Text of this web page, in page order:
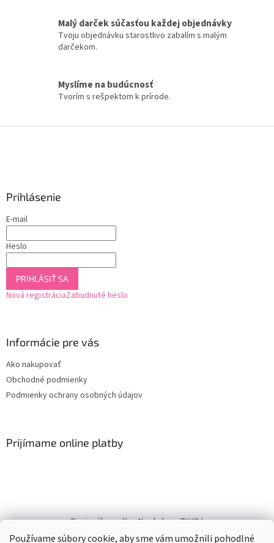
Používame súbory cookie, aby sme vám umožnili pohodlné
Malý darček súčasťou každej objednávky
Tvoju objednávku starostlivo zabalím s malým
darčekom.
Myslíme na budúcnosť
Tvorím s rešpektom k prírode.
Prihlásenie
E-mail
Heslo
PRIHLÁSIŤ SA
Nová registráciaZabudnuté heslo
Informácie pre vás
Ako nakupovať
Obchodné podmienky
Podmienky ochrany osobných údajov
Prijímame online platby
Regionálne pulty Na chalupe TVJOJ